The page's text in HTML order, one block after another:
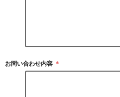
お問い合わせ内容 ＊